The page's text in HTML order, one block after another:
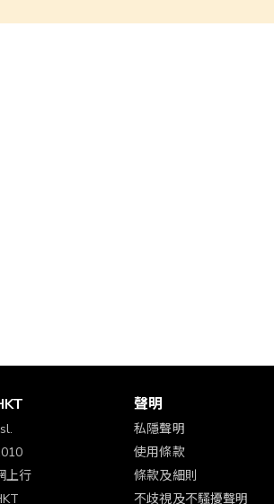
上行
聲明
私隱聲明
使用條款
條款及細則
不歧視及不騷擾聲明